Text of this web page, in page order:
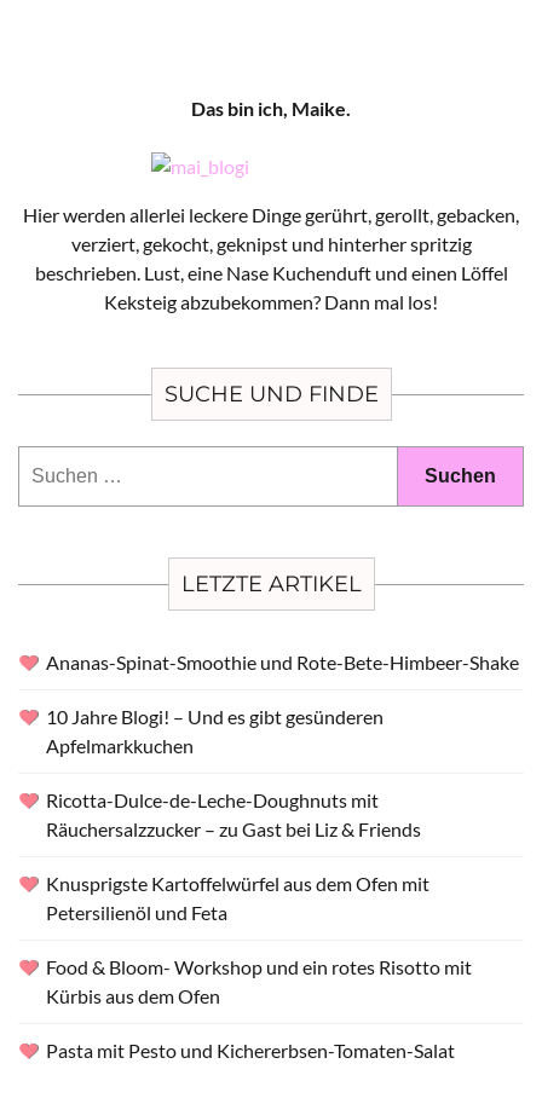
Das bin ich, Maike.
Hier werden allerlei leckere Dinge gerührt, gerollt, gebacken,
verziert, gekocht, geknipst und hinterher spritzig
beschrieben. Lust, eine Nase Kuchenduft und einen Löffel
Keksteig abzubekommen? Dann mal los!
SUCHE UND FINDE
LETZTE ARTIKEL
Ananas-Spinat-Smoothie und Rote-Bete-Himbeer-Shake
10 Jahre Blogi! – Und es gibt gesünderen
Apfelmarkkuchen
Ricotta-Dulce-de-Leche-Doughnuts mit
Räuchersalzzucker – zu Gast bei Liz & Friends
Knusprigste Kartoffelwürfel aus dem Ofen mit
Petersilienöl und Feta
Food & Bloom- Workshop und ein rotes Risotto mit
Kürbis aus dem Ofen
Pasta mit Pesto und Kichererbsen-Tomaten-Salat